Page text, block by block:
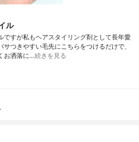
ル
ですが私もヘアスタイリング剤として長年愛
つきやすい毛先にこちらをつけるだけで、
お洒落に…続きを見る